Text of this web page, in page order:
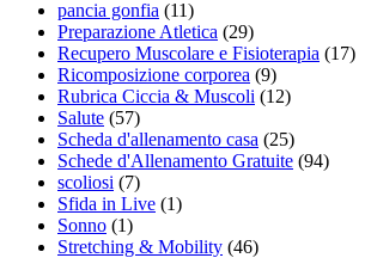
pancia gonfia (11)
Preparazione Atletica (29)
Recupero Muscolare e Fisioterapia (17)
Ricomposizione corporea (9)
Rubrica Ciccia & Muscoli (12)
Salute (57)
Scheda d'allenamento casa (25)
Schede d'Allenamento Gratuite (94)
scoliosi (7)
Sfida in Live (1)
Sonno (1)
Stretching & Mobility (46)